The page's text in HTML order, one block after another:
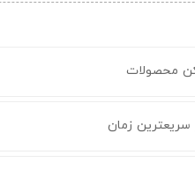
محصولات
سریعترین زمان